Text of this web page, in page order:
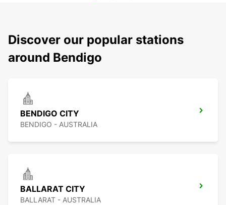
Discover our popular stations
around Bendigo
BENDIGO CITY
BENDIGO - AUSTRALIA
BALLARAT CITY
BALLARAT - AUSTRALIA